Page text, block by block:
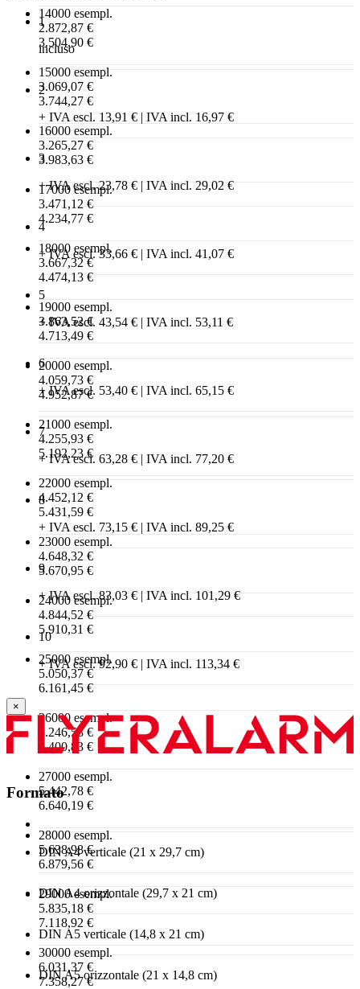
14000 esempl.
2.872,87 €
3.504,90 €
15000 esempl.
3.069,07 €
3.744,27 €
16000 esempl.
3.265,27 €
3.983,63 €
17000 esempl.
3.471,12 €
4.234,77 €
18000 esempl.
3.667,32 €
4.474,13 €
19000 esempl.
3.863,52 €
4.713,49 €
20000 esempl.
4.059,73 €
4.952,87 €
21000 esempl.
4.255,93 €
5.192,23 €
22000 esempl.
4.452,12 €
5.431,59 €
23000 esempl.
4.648,32 €
5.670,95 €
24000 esempl.
4.844,52 €
5.910,31 €
25000 esempl.
5.050,37 €
6.161,45 €
26000 esempl.
5.246,58 €
6.400,83 €
27000 esempl.
5.442,78 €
6.640,19 €
28000 esempl.
5.638,98 €
6.879,56 €
29000 esempl.
5.835,18 €
7.118,92 €
30000 esempl.
6.031,37 €
7.358,27 €
1
incluso
2
+ IVA escl. 13,91 € | IVA incl. 16,97 €
3
+ IVA escl. 23,78 € | IVA incl. 29,02 €
4
+ IVA escl. 33,66 € | IVA incl. 41,07 €
5
+ IVA escl. 43,54 € | IVA incl. 53,11 €
6
+ IVA escl. 53,40 € | IVA incl. 65,15 €
7
+ IVA escl. 63,28 € | IVA incl. 77,20 €
8
+ IVA escl. 73,15 € | IVA incl. 89,25 €
9
+ IVA escl. 83,03 € | IVA incl. 101,29 €
10
+ IVA escl. 92,90 € | IVA incl. 113,34 €
×
Formato
DIN A4 verticale (21 x 29,7 cm)
DIN A4 orizzontale (29,7 x 21 cm)
DIN A5 verticale (14,8 x 21 cm)
DIN A5 orizzontale (21 x 14,8 cm)